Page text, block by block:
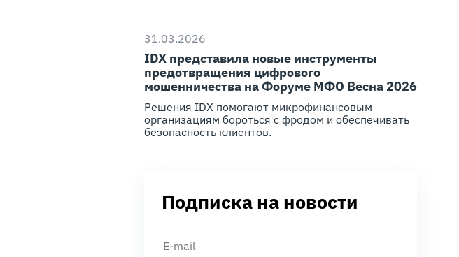
31.03.2026
IDX представила новые инструменты
предотвращения цифрового
мошенничества на Форуме МФО Весна 2026
Решения IDX помогают микрофинансовым
организациям бороться с фродом и обеспечивать
безопасность клиентов.
Подписка на новости